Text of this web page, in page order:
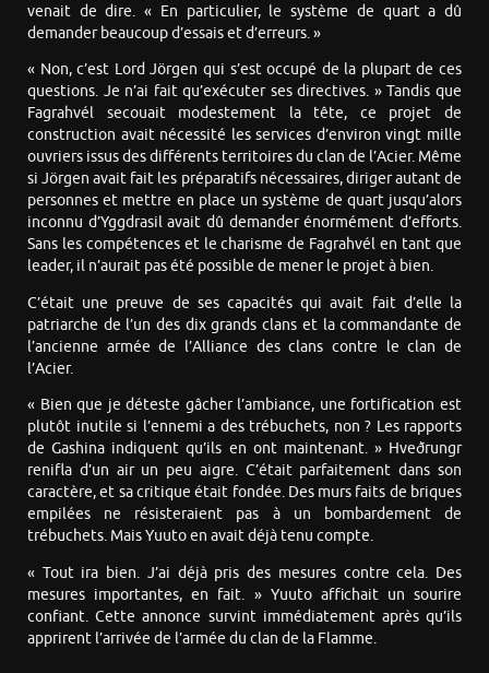
venait de dire. « En particulier, le système de quart a dû
demander beaucoup d’essais et d’erreurs. »
« Non, c’est Lord Jörgen qui s’est occupé de la plupart de ces
questions. Je n’ai fait qu’exécuter ses directives. » Tandis que
Fagrahvél secouait modestement la tête, ce projet de
construction avait nécessité les services d’environ vingt mille
ouvriers issus des différents territoires du clan de l’Acier. Même
si Jörgen avait fait les préparatifs nécessaires, diriger autant de
personnes et mettre en place un système de quart jusqu’alors
inconnu d’Yggdrasil avait dû demander énormément d’efforts.
Sans les compétences et le charisme de Fagrahvél en tant que
leader, il n’aurait pas été possible de mener le projet à bien.
C’était une preuve de ses capacités qui avait fait d’elle la
patriarche de l’un des dix grands clans et la commandante de
l’ancienne armée de l’Alliance des clans contre le clan de
l’Acier.
« Bien que je déteste gâcher l’ambiance, une fortification est
plutôt inutile si l’ennemi a des trébuchets, non ? Les rapports
de Gashina indiquent qu’ils en ont maintenant. » Hveðrungr
renifla d’un air un peu aigre. C’était parfaitement dans son
caractère, et sa critique était fondée. Des murs faits de briques
empilées ne résisteraient pas à un bombardement de
trébuchets. Mais Yuuto en avait déjà tenu compte.
« Tout ira bien. J’ai déjà pris des mesures contre cela. Des
mesures importantes, en fait. » Yuuto affichait un sourire
confiant. Cette annonce survint immédiatement après qu’ils
apprirent l’arrivée de l’armée du clan de la Flamme.